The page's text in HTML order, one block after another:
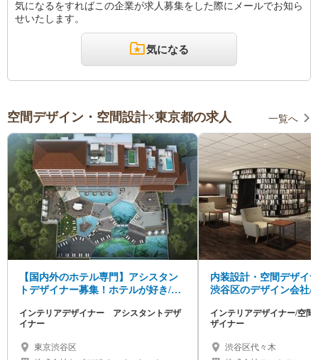
気になるをすればこの企業が求人募集をした際にメールでお知ら
せいたします。
気になる
空間デザイン・空間設計×東京都の求人 一覧へ
【国内外のホテル専門】アシスタン
トデザイナー募集！ホテルが好き/イ
インテリアデザイナー アシスタントデザ
イナー
東京渋谷区
内装設計・空間デザイ
渋谷区のデザイン会社/
インテリアデザイナー/空間
ザイナー
渋谷区代々木